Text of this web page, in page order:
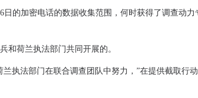
界顶部
管机构，但竞选人员没有屏住呼吸
，ARM缩小全球数据中心的占地面积
署
日的加密电话的数据收集范围，何时获得了调查动力
和荷兰执法部门共同开展的。
执法部门在联合调查团队中努力，”在提供截取行